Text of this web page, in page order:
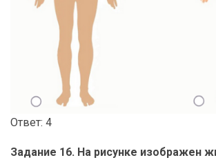
Ответ: 4
Задание 16. На рисунке изображен